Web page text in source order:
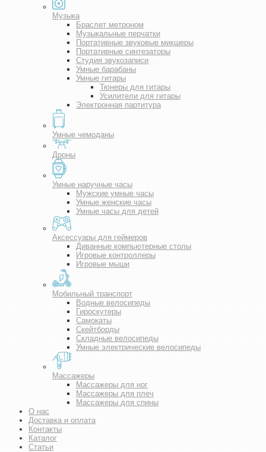
Музыка
Браслет метроном
Музыкальные перчатки
Портативные звуковые микшеры
Портативные синтезаторы
Студия звукозаписи
Умные барабаны
Умные гитары
Тюнеры для гитары
Усилители для гитары
Электронная партитура
Умные чемоданы
Дроны
Умные наручные часы
Мужские умные часы
Умные женские часы
Умные часы для детей
Аксессуары для геймеров
Диванные компьютерные столы
Игровые контроллеры
Игровые мыши
Мобильный транспорт
Водные велосипеды
Гироскутеры
Самокаты
Скейтборды
Складные велосипеды
Умные электрические велосипеды
Массажеры
Массажеры для ног
Массажеры для плеч
Массажеры для спины
О нас
Доставка и оплата
Контакты
Каталог
Статьи